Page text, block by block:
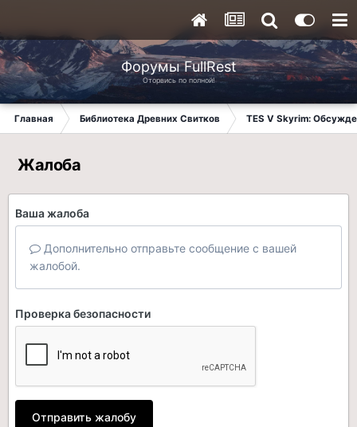
Форумы FullRest
Оторвись по полной!
Главная Библиотека Древних Свитков TES V Skyrim:
Жалоба
Ваша жалоба
Дополнительно отправьте сообщение с вашей
жалобой.
Проверка безопасности
Отправить жалобу